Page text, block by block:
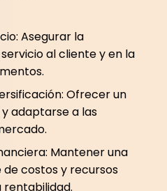
Asegurar la
al cliente y en la
Ofrecer un
adaptarse a las
Mantener una
costos y recursos
rentabilidad.